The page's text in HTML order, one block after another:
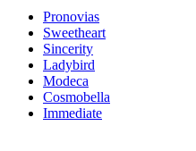
Pronovias
Sweetheart
Sincerity
Ladybird
Modeca
Cosmobella
Immediate